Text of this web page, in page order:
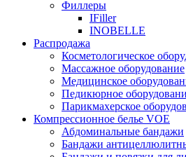
Филлеры
IFiller
INOBELLE
Распродажа
Косметологическое
Массажное оборудование
Медицинское
Педикюрное
Парикмахерское
Компрессионное белье VOE
Абдоминальные бандажи
Бандажи